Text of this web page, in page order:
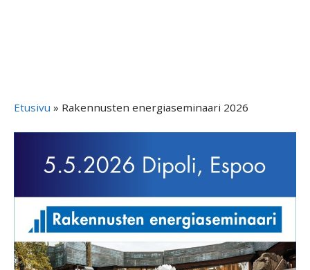
Etusivu » Rakennusten energiaseminaari 2026